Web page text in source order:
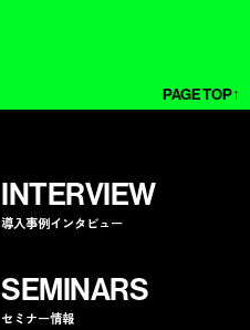
PAGE TOP↑
INTERVIEW
導入事例インタビュー
SEMINARS
セミナー情報